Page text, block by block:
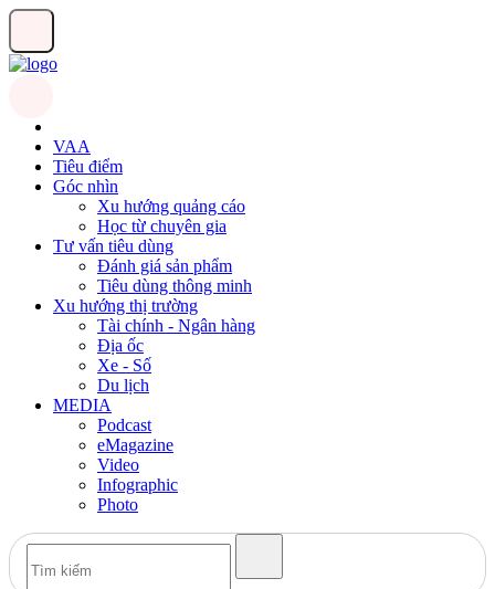
VAA
Tiêu điểm
Góc nhìn
Xu hướng quảng cáo
Học từ chuyên gia
Tư vấn tiêu dùng
Đánh giá sản phẩm
Tiêu dùng thông minh
Xu hướng thị trường
Tài chính - Ngân hàng
Địa ốc
Xe - Số
Du lịch
MEDIA
Podcast
eMagazine
Video
Infographic
Photo